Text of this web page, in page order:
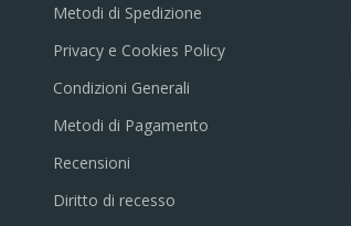
Metodi di Spedizione
Privacy e Cookies Policy
Condizioni Generali
Metodi di Pagamento
Recensioni
Diritto di recesso